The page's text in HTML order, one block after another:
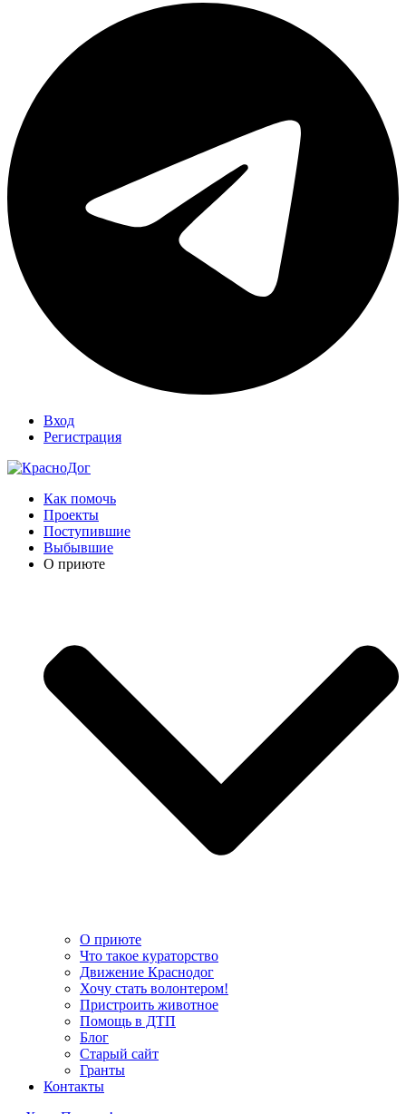
Вход
Регистрация
Как помочь
Проекты
Поступившие
Выбывшие
О приюте
О приюте
Что такое кураторство
Движение Краснодог
Хочу стать волонтером!
Пристроить животное
Помощь в ДТП
Блог
Старый сайт
Гранты
Контакты